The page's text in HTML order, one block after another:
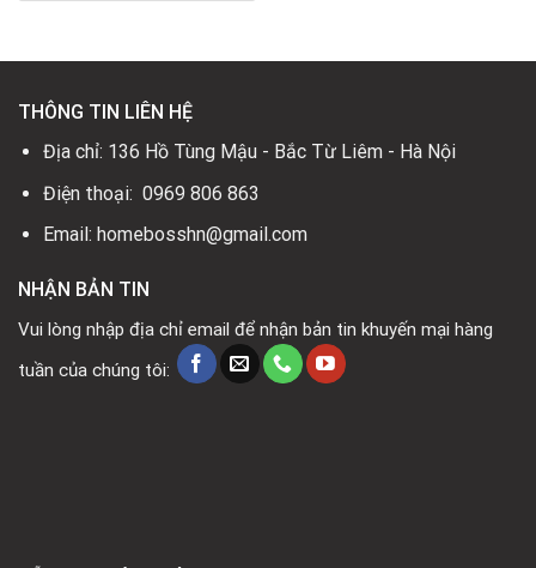
THÔNG TIN LIÊN HỆ
Địa chỉ: 136 Hồ Tùng Mậu - Bắc Từ Liêm - Hà Nội
Điện thoại: 0969 806 863
Email: homebosshn@gmail.com
NHẬN BẢN TIN
Vui lòng nhập địa chỉ email để nhận bản tin khuyến mại hàng
tuần của chúng tôi: